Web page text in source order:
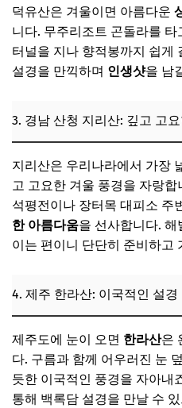
덕유산은 겨울이면 아름다운
니다. 무주리조트 곤돌라를
터널을 지나 향적봉까지 쉽게
설경을 만끽하며 인생샷을 남
3. 경남 산청 지리산: 깊고 고
지리산은 우리나라에서 가장
고 고요한 겨울 풍경을 자랑
석평전이나 장터목 대피소 주
한 아름다움을 선사합니다.
이는 편이니 단단히 준비하고
4. 제주 한라산: 이국적인 설경
제주도에 눈이 오면 한라산은
다. 구름과 함께 어우러진 눈
듯한 이국적인 풍경을 자아내
통해 백록담 설경을 만날 수